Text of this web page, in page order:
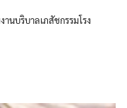
นบริบาลเภสัชกรรมโรง